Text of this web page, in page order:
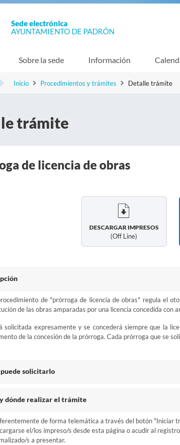
Sede electrónica
AYUNTAMIENTO DE PADRÓN
Sobre la sede Información
Inicio Procedimientos y trámites Detalle trámite
trámite
de licencia de obras
DESCARGAR IMPRESOS
(off Line)
de "prórroga de licencia de obras" regula el
de las obras amparadas por una licencia concedida con
solicitada expresamente y se concederá siempre que la
de la concesión de la prórroga. Cada prórroga que se
solicitarlo
dónde realizar el trámite
de forma telemática a través del botón "Iniciar
el/los impreso/s desde esta página o acudir al
s a presentar.